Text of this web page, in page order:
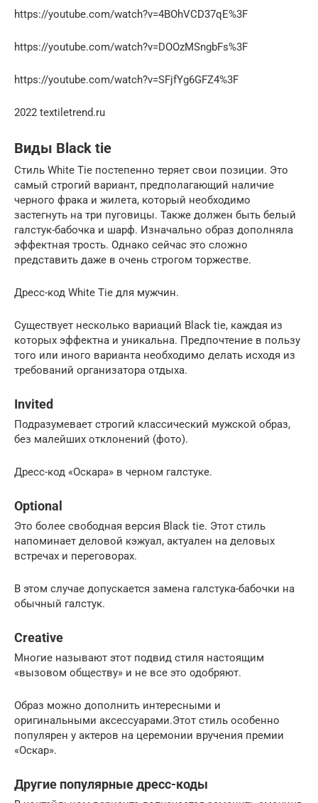
https://youtube.com/watch?v=4BOhVCD37qE%3F
https://youtube.com/watch?v=DOOzMSngbFs%3F
https://youtube.com/watch?v=SFjfYg6GFZ4%3F
2022 textiletrend.ru
Виды Black tie
Стиль White Tie постепенно теряет свои позиции. Это
самый строгий вариант, предполагающий наличие
черного фрака и жилета, который необходимо
застегнуть на три пуговицы. Также должен быть белый
галстук-бабочка и шарф. Изначально образ дополняла
эффектная трость. Однако сейчас это сложно
представить даже в очень строгом торжестве.
Дресс-код White Tie для мужчин.
Существует несколько вариаций Black tie, каждая из
которых эффектна и уникальна. Предпочтение в пользу
того или иного варианта необходимо делать исходя из
требований организатора отдыха.
Invited
Подразумевает строгий классический мужской образ,
без малейших отклонений (фото).
Дресс-код «Оскара» в черном галстуке.
Optional
Это более свободная версия Black tie. Этот стиль
напоминает деловой кэжуал, актуален на деловых
встречах и переговорах.
В этом случае допускается замена галстука-бабочки на
обычный галстук.
Creative
Многие называют этот подвид стиля настоящим
«вызовом обществу» и не все это одобряют.
Образ можно дополнить интересными и
оригинальными аксессуарами.Этот стиль особенно
популярен у актеров на церемонии вручения премии
«Оскар».
Другие популярные дресс-коды